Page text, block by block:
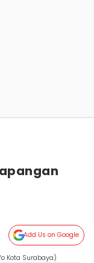
Add Us on Google
Kota Surabaya)